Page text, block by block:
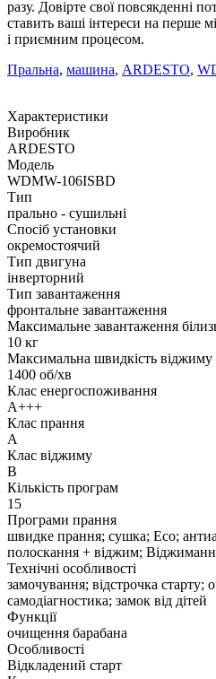
разу. Довірте свої повсякденні
ставить ваші інтереси на перше
і приємним процесом.
Пральна, машина, ARDESTO,
Характеристики
Виробник
ARDESTO
Модель
WDMW-106ISBD
Тип
прально - сушильні
Спосіб установки
окремостоячий
Тип двигуна
інверторний
Тип завантаження
фронтальне завантаження
Максимальне завантаження
10 кг
Максимальна швидкість віджиму
1400 об/хв
Клас енергоспоживання
А+++
Клас прання
A
Клас віджиму
B
Кількість програм
15
Програми прання
швидке прання; сушка; Eco;
полоскання + віджим;
Технічні особливості
замочування; відстрочка старту;
самодіагностика; замок від дітей
Функції
очищення барабана
Особливості
Відкладений старт